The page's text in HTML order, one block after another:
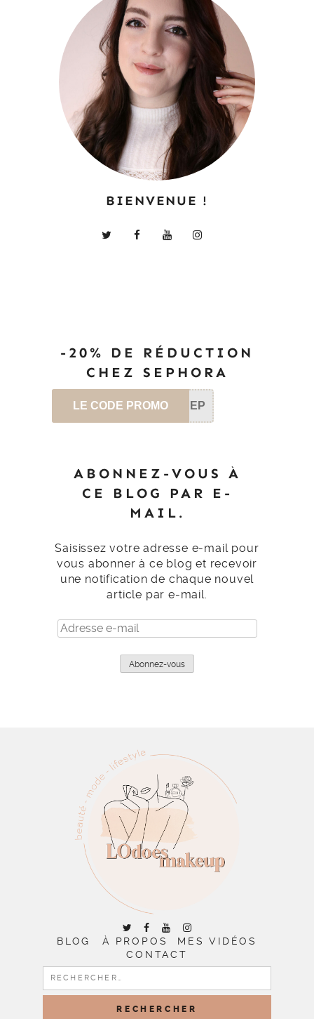
BIENVENUE !
-20% DE RÉDUCTION
CHEZ SEPHORA
LE CODE PROMO SEP
ABONNEZ-VOUS À
CE BLOG PAR E-
MAIL.
Saisissez votre adresse e-mail pour
vous abonner à ce blog et recevoir
une notification de chaque nouvel
article par e-mail.
Adresse
e-
Abonnez-vous
BLOG À PROPOS
MES VIDÉOS
CONTACT
RECHERCHER :